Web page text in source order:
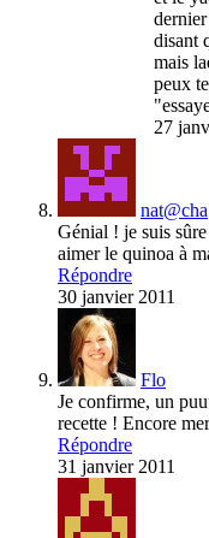
disant
mais
peux
27
nat@cha
Génial ! je suis
aimer le quinoa à
Répondre
30 janvier 2011
Flo
Je confirme, un
recette ! Encore
Répondre
31 janvier 2011